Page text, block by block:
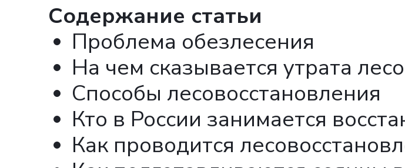
Cодержание статьи
Проблема обезлесения
На чем сказывается утрата
Способы лесовосстановления
Кто в России занимается
Как проводится